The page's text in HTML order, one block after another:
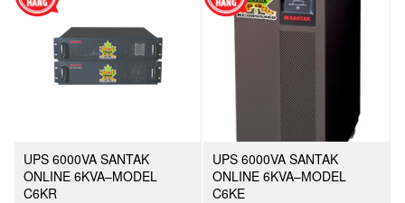
UPS 6000VA SANTAK
ONLINE 6KVA–MODEL
C6KR
UPS 6000VA SANTAK
ONLINE 6KVA–MODEL
C6KE